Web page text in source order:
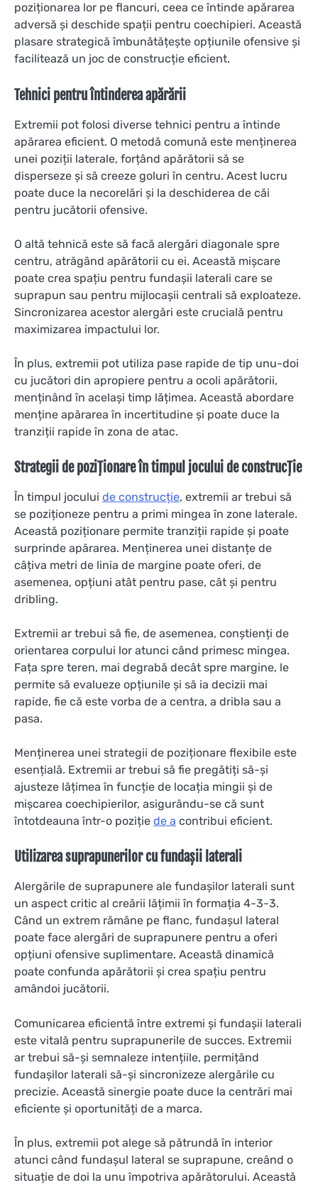
poziționarea lor pe flancuri, ceea ce întinde apărarea
adversă și deschide spații pentru coechipieri. Această
plasare strategică îmbunătățește opțiunile ofensive și
facilitează un joc de construcție eficient.
Tehnici pentru întinderea apărării
Extremii pot folosi diverse tehnici pentru a întinde
apărarea eficient. O metodă comună este menținerea
unei poziții laterale, forțând apărătorii să se
disperseze și să creeze goluri în centru. Acest lucru
poate duce la necorelări și la deschiderea de căi
pentru jucătorii ofensive.
O altă tehnică este să facă alergări diagonale spre
centru, atrăgând apărătorii cu ei. Această mișcare
poate crea spațiu pentru fundașii laterali care se
suprapun sau pentru mijlocașii centrali să exploateze.
Sincronizarea acestor alergări este crucială pentru
maximizarea impactului lor.
În plus, extremii pot utiliza pase rapide de tip unu-doi
cu jucători din apropiere pentru a ocoli apărătorii,
menținând în același timp lățimea. Această abordare
menține apărarea în incertitudine și poate duce la
tranziții rapide în zona de atac.
Strategii de poziționare în timpul jocului de construcție
În timpul jocului de construcție, extremii ar trebui să
se poziționeze pentru a primi mingea în zone laterale.
Această poziționare permite tranziții rapide și poate
surprinde apărarea. Menținerea unei distanțe de
câțiva metri de linia de margine poate oferi, de
asemenea, opțiuni atât pentru pase, cât și pentru
dribling.
Extremii ar trebui să fie, de asemenea, conștienți de
orientarea corpului lor atunci când primesc mingea.
Fața spre teren, mai degrabă decât spre margine, le
permite să evalueze opțiunile și să ia decizii mai
rapide, fie că este vorba de a centra, a dribla sau a
pasa.
Menținerea unei strategii de poziționare flexibile este
esențială. Extremii ar trebui să fie pregătiți să-și
ajusteze lățimea în funcție de locația mingii și de
mișcarea coechipierilor, asigurându-se că sunt
întotdeauna într-o poziție de a contribui eficient.
Utilizarea suprapunerilor cu fundașii laterali
Alergările de suprapunere ale fundașilor laterali sunt
un aspect critic al creării lățimii în formația 4-3-3.
Când un extrem rămâne pe flanc, fundașul lateral
poate face alergări de suprapunere pentru a oferi
opțiuni ofensive suplimentare. Această dinamică
poate confunda apărătorii și crea spațiu pentru
amândoi jucătorii.
Comunicarea eficientă între extremi și fundașii laterali
este vitală pentru suprapunerile de succes. Extremii
ar trebui să-și semnaleze intențiile, permițând
fundașilor laterali să-și sincronizeze alergările cu
precizie. Această sinergie poate duce la centrări mai
eficiente și oportunități de a marca.
În plus, extremii pot alege să pătrundă în interior
atunci când fundașul lateral se suprapune, creând o
situație de doi la unu împotriva apărătorului. Această